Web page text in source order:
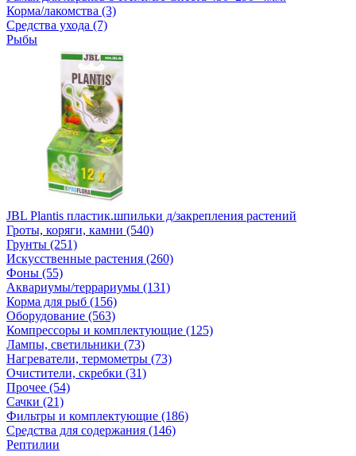
Корма/лакомства (3)
Средства ухода (7)
Рыбы
JBL Plantis пластик.шпильки д/закрепления растений
Гроты, коряги, камни (540)
Грунты (251)
Искусственные растения (260)
Фоны (55)
Аквариумы/террариумы (131)
Корма для рыб (156)
Оборудование (563)
Компрессоры и комплектующие (125)
Лампы, светильники (73)
Нагреватели, термометры (73)
Очистители, скребки (31)
Прочее (54)
Сачки (21)
Фильтры и комплектующие (186)
Средства для содержания (146)
Рептилии